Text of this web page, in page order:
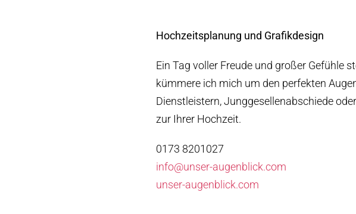
Hochzeitsplanung und Grafikdesign
Ein Tag voller Freude und großer Gefühle
kümmere ich mich um den perfekten
Dienstleistern, Junggesellenabschiede
zur Ihrer Hochzeit.
0173 8201027
info@unser-augenblick.com
unser-augenblick.com